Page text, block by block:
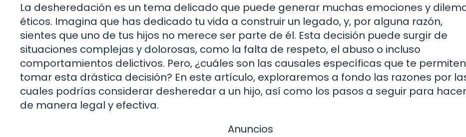
La desheredación es un tema delicado que puede generar muchas emociones y
éticos. Imagina que has dedicado tu vida a construir un legado, y, por alguna razón,
sientes que uno de tus hijos no merece ser parte de él. Esta decisión puede surgir de
situaciones complejas y dolorosas, como la falta de respeto, el abuso o incluso
comportamientos delictivos. Pero, ¿cuáles son las causales específicas que te permiten
tomar esta drástica decisión? En este artículo, exploraremos a fondo las razones por
cuales podrías considerar desheredar a un hijo, así como los pasos a seguir para
de manera legal y efectiva.
Anuncios